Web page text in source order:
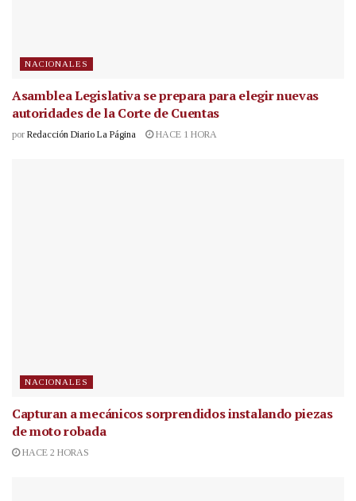
NACIONALES
Asamblea Legislativa se prepara para elegir nuevas
autoridades de la Corte de Cuentas
por Redacción Diario La Página HACE 1 HORA
NACIONALES
Capturan a mecánicos sorprendidos instalando piezas
de moto robada
HACE 2 HORAS